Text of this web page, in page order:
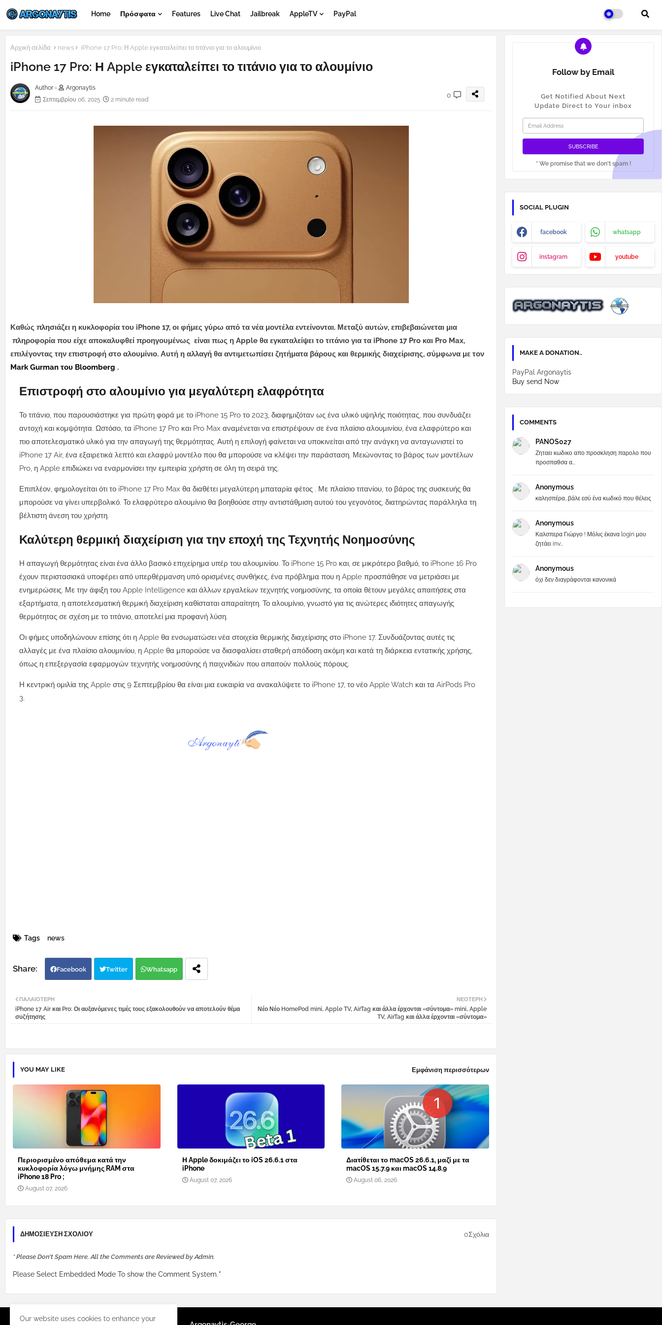
Home Πρόσφατα Features Live Chat Jailbreak AppleTV PayPal
Αρχική σελίδα news iPhone 17 Pro: Η Apple εγκαταλείπει το τιτάνιο για το αλουμίνιο
iPhone 17 Pro: Η Apple εγκαταλείπει το τιτάνιο για το αλουμίνιο
Author -
Argonaytis
Σεπτεμβρίου 06, 2025
2 minute read
0
Καθώς πλησιάζει η κυκλοφορία του iPhone 17, οι φήμες γύρω από τα νέα μοντέλα εντείνονται. Μεταξύ αυτών, επιβεβαιώνεται μια
πληροφορία που είχε αποκαλυφθεί προηγουμένως είναι πως η Apple θα εγκαταλείψει το τιτάνιο για τα iPhone 17 Pro και Pro Max,
επιλέγοντας την επιστροφή στο αλουμίνιο. Αυτή η αλλαγή θα αντιμετωπίσει ζητήματα βάρους και θερμικής διαχείρισης, σύμφωνα με τον
Mark Gurman του Bloomberg .
Επιστροφή στο αλουμίνιο για μεγαλύτερη ελαφρότητα
Το τιτάνιο, που παρουσιάστηκε για πρώτη φορά με το iPhone 15 Pro το 2023, διαφημιζόταν ως ένα υλικό υψηλής ποιότητας, που συνδυάζει
αντοχή και κομψότητα. Ωστόσο, τα iPhone 17 Pro και Pro Max αναμένεται να επιστρέψουν σε ένα πλαίσιο αλουμινίου, ένα ελαφρύτερο και
πιο αποτελεσματικό υλικό για την απαγωγή της θερμότητας. Αυτή η επιλογή φαίνεται να υποκινείται από την ανάγκη να ανταγωνιστεί το
iPhone 17 Air, ένα εξαιρετικά λεπτό και ελαφρύ μοντέλο που θα μπορούσε να κλέψει την παράσταση. Μειώνοντας το βάρος των μοντέλων
Pro, η Apple επιδιώκει να εναρμονίσει την εμπειρία χρήστη σε όλη τη σειρά της.
Επιπλέον, φημολογείται ότι το iPhone 17 Pro Max θα διαθέτει μεγαλύτερη μπαταρία φέτος . Με πλαίσιο τιτανίου, το βάρος της συσκευής θα
μπορούσε να γίνει υπερβολικό. Το ελαφρύτερο αλουμίνιο θα βοηθούσε στην αντιστάθμιση αυτού του γεγονότος, διατηρώντας παράλληλα τη
βέλτιστη άνεση του χρήστη.
Καλύτερη θερμική διαχείριση για την εποχή της Τεχνητής Νοημοσύνης
Η απαγωγή θερμότητας είναι ένα άλλο βασικό επιχείρημα υπέρ του αλουμινίου. Το iPhone 15 Pro και, σε μικρότερο βαθμό, το iPhone 16 Pro
έχουν περιστασιακά υποφέρει από υπερθέρμανση υπό ορισμένες συνθήκες, ένα πρόβλημα που η Apple προσπάθησε να μετριάσει με
ενημερώσεις. Με την άφιξη του Apple Intelligence και άλλων εργαλείων τεχνητής νοημοσύνης, τα οποία θέτουν μεγάλες απαιτήσεις στα
εξαρτήματα, η αποτελεσματική θερμική διαχείριση καθίσταται απαραίτητη. Το αλουμίνιο, γνωστό για τις ανώτερες ιδιότητες απαγωγής
θερμότητας σε σχέση με το τιτάνιο, αποτελεί μια προφανή λύση.
Οι φήμες υποδηλώνουν επίσης ότι η Apple θα ενσωματώσει νέα στοιχεία θερμικής διαχείρισης στο iPhone 17. Συνδυάζοντας αυτές τις
αλλαγές με ένα πλαίσιο αλουμινίου, η Apple θα μπορούσε να διασφαλίσει σταθερή απόδοση ακόμη και κατά τη διάρκεια εντατικής χρήσης,
όπως η επεξεργασία εφαρμογών τεχνητής νοημοσύνης ή παιχνιδιών που απαιτούν πολλούς πόρους.
Η κεντρική ομιλία της Apple στις 9 Σεπτεμβρίου θα είναι μια ευκαιρία να ανακαλύψετε το iPhone 17, το νέο Apple Watch και τα AirPods Pro
3.
Tags news
Facebook Twitter Whatsapp
ΝΕΌΤΕΡΗ
Νέο Νέο HomePod mini, Apple TV, AirTag και άλλα έρχονται «σύντομα» mini, Apple
TV, AirTag και άλλα έρχονται «σύντομα»
ΠΑΛΑΙΌΤΕΡΗ
iPhone 17 Air και Pro: Οι αυξανόμενες τιμές τους εξακολουθούν να αποτελούν θέμα
συζήτησης
YOU MAY LIKE Εμφάνιση περισσότερων
Περιορισμένο απόθεμα κατά την
κυκλοφορία λόγω μνήμης RAM στα
iPhone 18 Pro ;
August 07, 2026
Η Apple δοκιμάζει το iOS 26.6.1 στα
iPhone
August 07, 2026
Διατίθεται το macOS 26.6.1, μαζί με τα
macOS 15.7.9 και macOS 14.8.9
August 06, 2026
ΔΗΜΟΣΊΕΥΣΗ ΣΧΟΛΊΟΥ 0Σχόλια
* Please Don't Spam Here. All the Comments are Reviewed by Admin.
Please Select Embedded Mode To show the Comment System.*
Follow by Email
Get Notified About Next
Update Direct to Your inbox
* We promise that we don't spam !
SOCIAL PLUGIN
facebook whatsapp
instagram youtube
MAKE A DONATION..
PayPal Argonaytis
Buy send Now
COMMENTS
PANOS027
Ζηταει κωδικο απο προσκληση παρολο που
προσπαθσα α...
Anonymous
καλησπέρα...βάλε εσύ ένα κωδικό που θέλεις
Anonymous
Καλσπερα Γιώργο ! Μόλις έκανα login μου
ζητάει inv...
Anonymous
όχι δεν διαγράφονται κανονικά
Our website uses cookies to enhance your